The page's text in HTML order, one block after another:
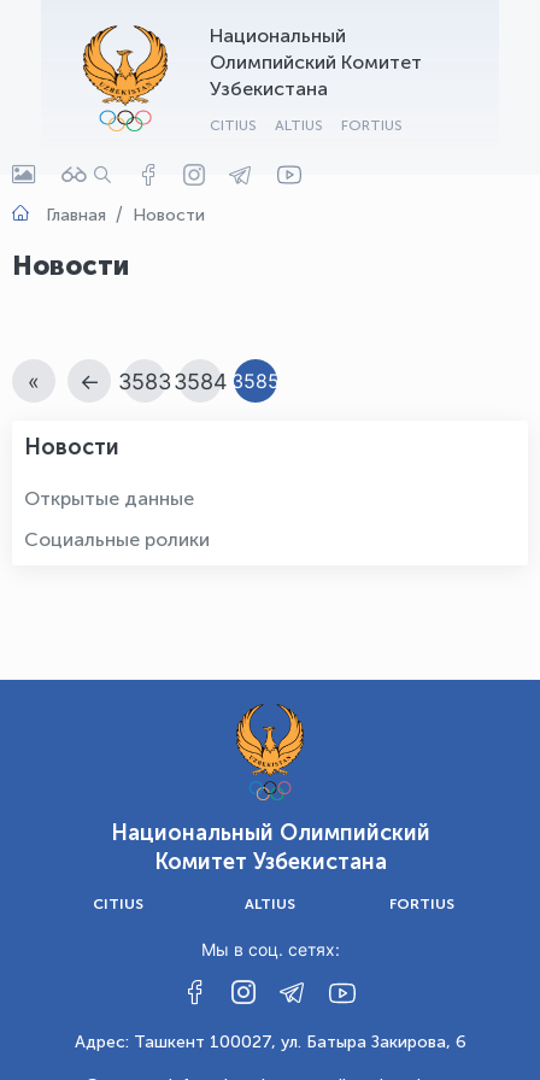
Национальный
Олимпийский Комитет
Узбекистана
CITIUS ALTIUS FORTIUS
Главная Новости
Новости
« ← 35833584 3585
Новости
Открытые данные
Социальные ролики
Национальный Олимпийский
Комитет Узбекистана
CITIUS ALTIUS FORTIUS
Мы в соц. сетях:
Адрес: Ташкент 100027, ул. Батыра Закирова, 6
OLYMPCHIK AI - yordamchi
Онлайн · olympic.uz